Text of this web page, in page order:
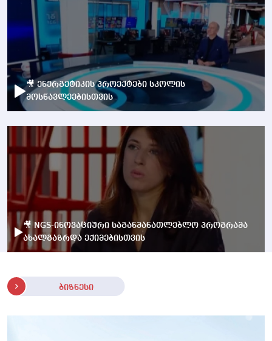
🎥 ენერგეტიკის პროექტები სკოლის
მოსწავლეებისთვის
🎥 NGS-ინოვაციური საგანმანათლებლო პროგრამა
ახალგაზრდა ექიმებისთვის
ბიზნესი